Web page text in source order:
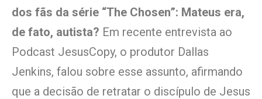
dos fãs da série “The Chosen”: Mateus era,
de fato, autista? Em recente entrevista ao
Podcast JesusCopy, o produtor Dallas
Jenkins, falou sobre esse assunto, afirmando
que a decisão de retratar o discípulo de Jesus